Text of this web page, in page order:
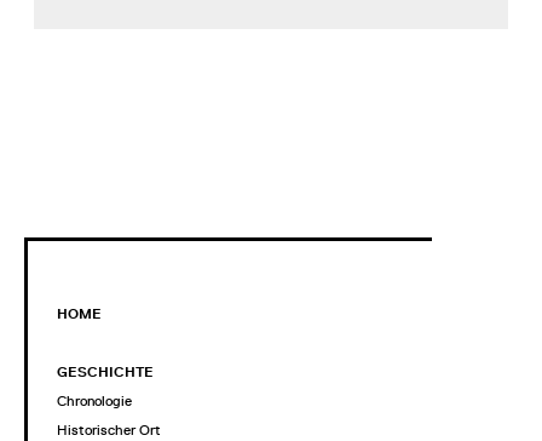
HOME
GESCHICHTE
Chronologie
Historischer Ort